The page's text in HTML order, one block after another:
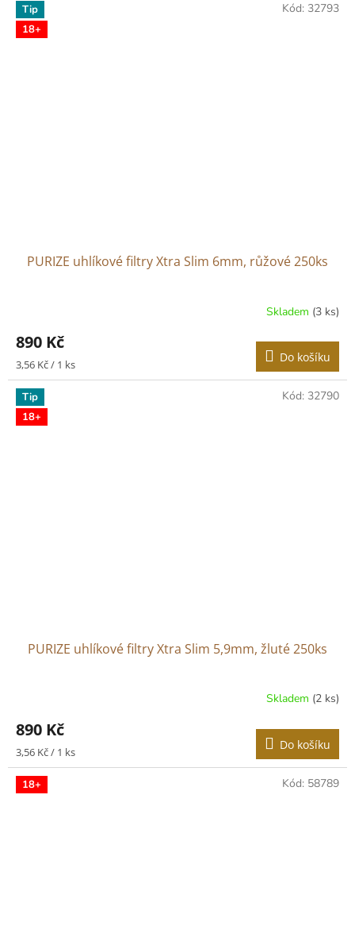
Tip
18+
PURIZE uhlíkové filtry Xtra Slim 6mm, růžové 250ks
Skladem (3 ks)
890 Kč
Měrná
cena:
3,56 Kč / 1 ks Do košíku
Kód: 32793
Tip
18+
PURIZE uhlíkové filtry Xtra Slim 5,9mm, žluté 250ks
Skladem (2 ks)
890 Kč
Měrná
cena:
3,56 Kč / 1 ks Do košíku
Kód: 32790
18+ Kód: 58789